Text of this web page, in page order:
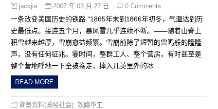
jackjia 2007 年 03 月 27 日 0 Comments
一条改变美国历史的铁路 “1865年末到1866年初冬，气温达到历
史最低点。接连五个月，暴风雪几乎连续不断。——随着山脊上
积雪越来越厚，雪崩愈益频繁。雪崩前除了短暂的雷鸣般的隆隆
声，没有任何征兆。霎时间，整群工人、整个营房，有时甚至是
整个营地呼地一下全被卷走，摔入几英里外的冰…
READ MORE
背景资料(政经社会) ,铁路华工